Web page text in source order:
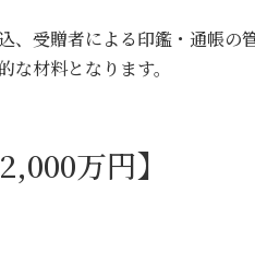
、受贈者による印鑑・通帳
材料となります。
万円】